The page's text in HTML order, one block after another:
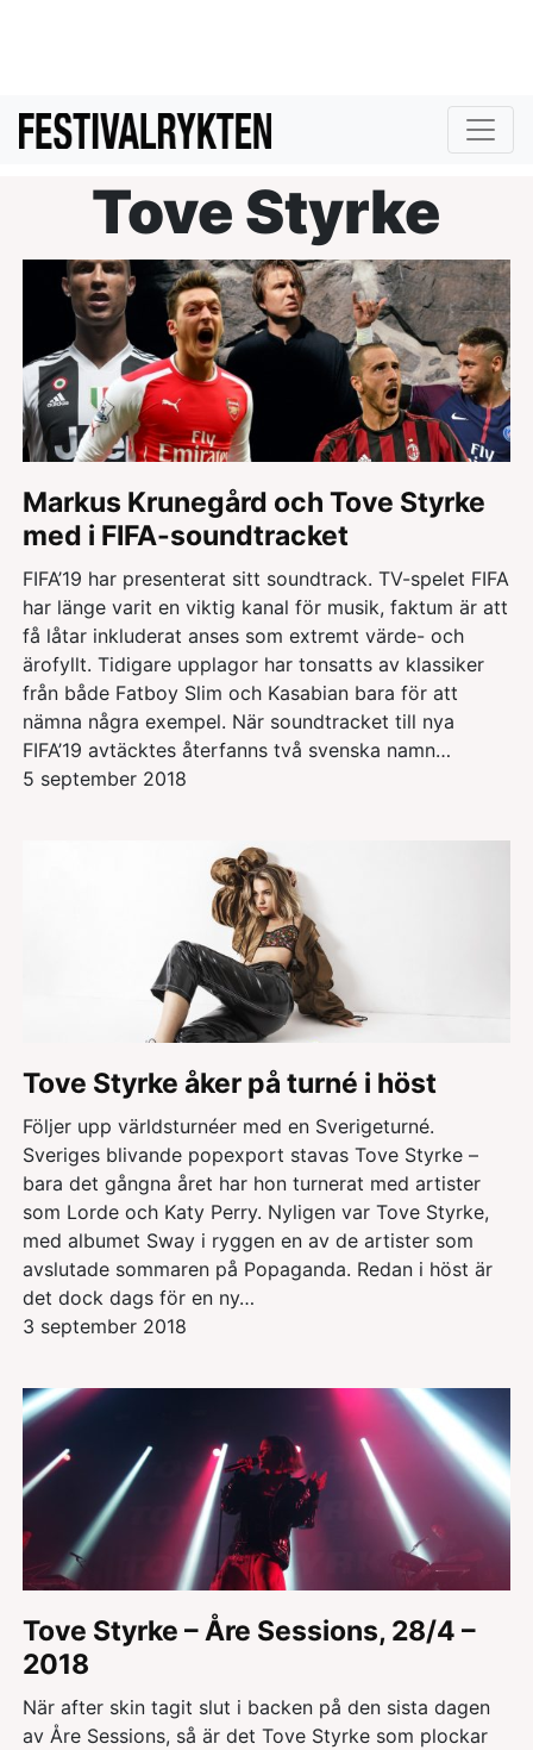
Tove Styrke
Markus Krunegård och Tove Styrke
med i FIFA-soundtracket
FIFA’19 har presenterat sitt soundtrack. TV-spelet FIFA
har länge varit en viktig kanal för musik, faktum är att
få låtar inkluderat anses som extremt värde- och
ärofyllt. Tidigare upplagor har tonsatts av klassiker
från både Fatboy Slim och Kasabian bara för att
nämna några exempel. När soundtracket till nya
FIFA’19 avtäcktes återfanns två svenska namn…
5 september 2018
Tove Styrke åker på turné i höst
Följer upp världsturnéer med en Sverigeturné.
Sveriges blivande popexport stavas Tove Styrke –
bara det gångna året har hon turnerat med artister
som Lorde och Katy Perry. Nyligen var Tove Styrke,
med albumet Sway i ryggen en av de artister som
avslutade sommaren på Popaganda. Redan i höst är
det dock dags för en ny…
3 september 2018
Tove Styrke – Åre Sessions, 28/4 –
2018
När after skin tagit slut i backen på den sista dagen
av Åre Sessions, så är det Tove Styrke som plockar